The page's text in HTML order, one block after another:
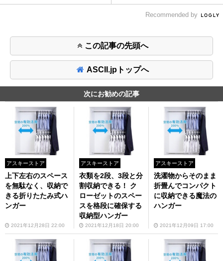
Recommended by
この記事の先頭へ
ASCII.jpトップへ
次にお勧めの記事
アスキーストア
上下左右のスペース
を無駄なく、収納で
きる折りたたみ式ハ
ンガー
2021年12月28日 22:00
アスキーストア
衣類を2段、3段と分
割収納できる！ ク
ローゼットのスペー
スを格段に確保する
収納型ハンガー
2021年12月18日 20:00
アスキーストア
洗濯物からそのまま
折畳んでコンパクト
に収納できる魔法の
ハンガー
2021年12月09日 17:00